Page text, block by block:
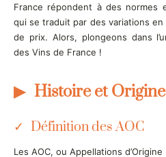
France répondent à des
qui se traduit par des variations
de prix. Alors, plongeons dans
des Vins de France !
Histoire et
Définition des AOC
Les AOC, ou Appellations